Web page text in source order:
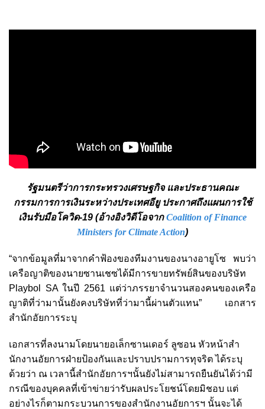
รัฐมนตรีว่าการกระทรวงเศรษฐกิจ และประธานคณะ
กรรมการการเงินระหว่างประเทศอียู ประกาศถึงแผนการใช้
เงินรับมือโควิด-19 (อ้างอิงวิดีโอจากCoalition of Finance
Ministers for Climate Action)
“จากข้อมูลที่มาจากคำฟ้องของทีมงานของนางอายูโซ พบว่า
เครือญาติของนายซานเชซได้มีการขายทรัพย์สินของบริษัท
Playbol SA ในปี 2561 แต่ว่าภรรยาจำนวนสองคนของเครือ
ญาติที่ว่ามานั้นยังคงบริษัทที่ว่ามานี้ผ่านตัวแทน” เอกสาร
สำนักอัยการระบุ
เอกสารที่ลงนามโดยนายอเล็กซานเดอร์ ลูซอน หัวหน้าสํา
นักงานอัยการฝ่ายป้องกันและปราบปรามการทุจริต ได้ระบุ
ด้วยว่า ณ เวลานี้สำนักอัยการฯนั้นยังไม่สามารถยืนยันได้ว่ามี
กรณีของบุคคลที่เข้าข่ายว่ารับผลประโยชน์โดยมิชอบ แต่
อย่างไรก็ตามกระบวนการของสำนักงานอัยการฯ นั้นจะได้